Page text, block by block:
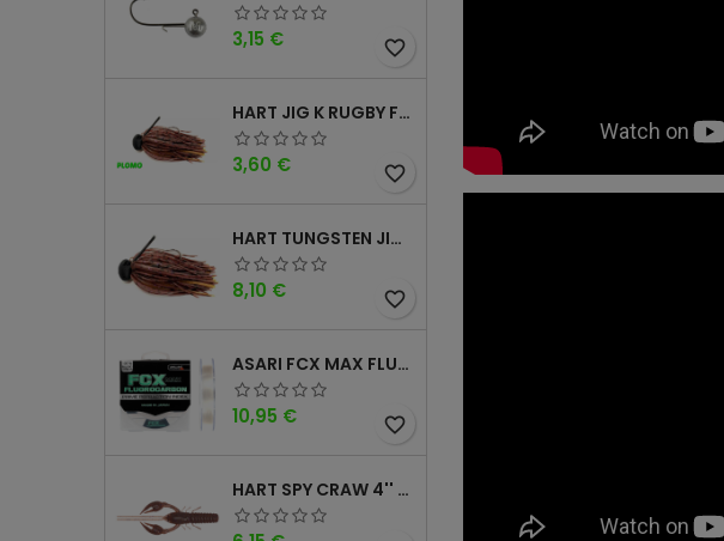
Precio
3,15 € favorite_border
HART JIG K RUGBY FOOTBALL DM
Precio
3,60 € favorite_border
HART TUNGSTEN JIG T FOOTBALL DM
Precio
8,10 € favorite_border
ASARI FCX MAX FLUOROCARBONO 100% 100MTS
Precio
10,95 € favorite_border
HART SPY CRAW 4'' CINNAMON PURPLE